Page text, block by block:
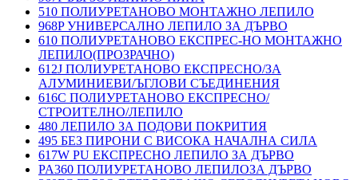
510 ПОЛИУРЕТАНОВО МОНТАЖНО ЛЕПИЛО
968P УНИВЕРСАЛНО ЛЕПИЛО ЗА ДЪРВО
610 ПОЛИУРЕТАНОВО ЕКСПРЕС-НО МОНТАЖНО
ЛЕПИЛО(ПРОЗРАЧНО)
612J ПОЛИУРЕТАНОВО ЕКСПРЕСНО/ЗА
АЛУМИНИЕВИ/ЪГЛОВИ СЪЕДИНЕНИЯ
616C ПОЛИУРЕТАНОВО ЕКСПРЕСНО/
СТРОИТЕЛНО/ЛЕПИЛО
480 ЛЕПИЛО ЗА ПОДОВИ ПОКРИТИЯ
495 БЕЗ ПИРОНИ С ВИСОКА НАЧАЛНА СИЛА
617W PU ЕКСПРЕСНО ЛЕПИЛО ЗА ДЪРВО
PA360 ПОЛИУРЕТАНОВО ЛЕПИЛОЗА ДЪРВО